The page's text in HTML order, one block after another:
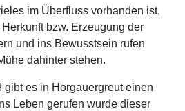
im Überfluss vorhanden ist,
bzw. Erzeugung der
und ins Bewusstsein rufen
dahinter stehen.
gibt es in Horgauergreut einen
Leben gerufen wurde dieser